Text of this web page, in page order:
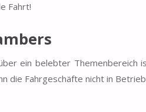
Fahrt!
ein belebter
die Fahrgeschäfte nicht in